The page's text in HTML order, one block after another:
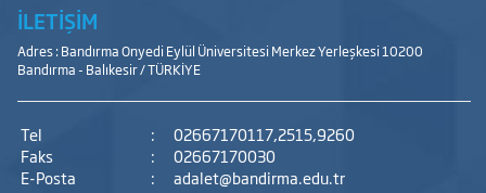
İLETİŞİM
Adres : Bandırma Onyedi Eylül Üniversitesi Merkez Yerleşkesi 10200
Bandırma - Balıkesir / TÜRKİYE
Tel :
02667170117,2515,9260
Faks
:
02667170030
E-Posta
:
adalet@bandirma.edu.tr